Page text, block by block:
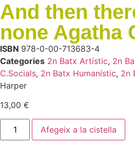
And then
none Agatha
ISBN 978-0-00-713683-4
Categories 2n Batx Artístic, 2n
C.Socials, 2n Batx Humanístic, 2n
Harper
13,00 €
Afegeix a la cistella